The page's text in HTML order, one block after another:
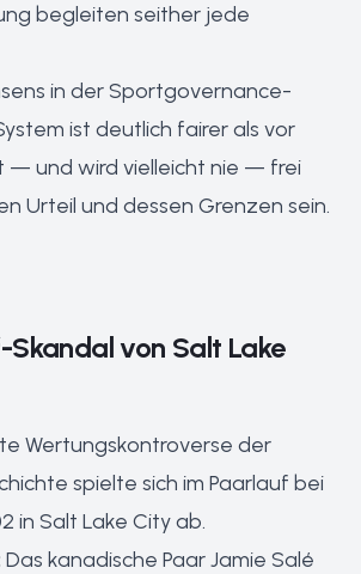
begleiten seither jede
in der Sportgovernance-
ist deutlich fairer als vor
— und wird vielleicht nie — frei
Urteil und dessen Grenzen sein.
Skandal von Salt Lake
Wertungskontroverse der
spielte sich im Paarlauf bei
in Salt Lake City ab.
Das kanadische Paar Jamie Salé